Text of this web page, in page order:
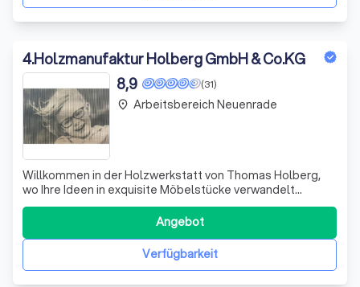
4.Holzmanufaktur Holberg GmbH & Co.KG
(31)
8,9
Willkommen in der Holzwerkstatt von Thomas Holberg,
wo Ihre Ideen in exquisite Möbelstücke verwandelt
werden! Wir sind leidenschaftliche Schreiner und widmen
uns mit Hingabe der Kunst des Holzhandwerks.
Gemeinsam mit Ihnen entwickeln wir Ihre Vorstellungen
weiter und setzen diese mit höchstem Anspru
Verfügbarkeit
Angebot
place Arbeitsbereich Neuenrade